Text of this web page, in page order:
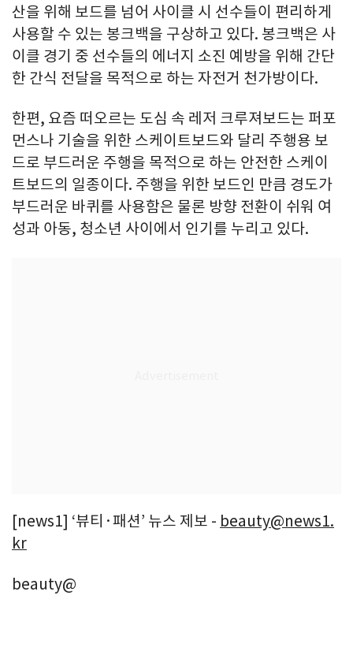
산을 위해 보드를 넘어 사이클 시 선수들이 편리하게
사용할 수 있는 봉크백을 구상하고 있다. 봉크백은 사
이클 경기 중 선수들의 에너지 소진 예방을 위해 간단
한 간식 전달을 목적으로 하는 자전거 천가방이다.
한편, 요즘 떠오르는 도심 속 레저 크루져보드는 퍼포
먼스나 기술을 위한 스케이트보드와 달리 주행용 보
드로 부드러운 주행을 목적으로 하는 안전한 스케이
트보드의 일종이다. 주행을 위한 보드인 만큼 경도가
부드러운 바퀴를 사용함은 물론 방향 전환이 쉬워 여
성과 아동, 청소년 사이에서 인기를 누리고 있다.
[news1] ‘뷰티·패션’ 뉴스 제보 - beauty@news1.
kr
beauty@